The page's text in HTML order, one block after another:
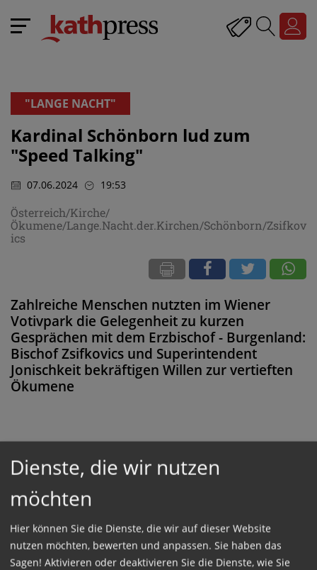
"LANGE NACHT"
Kardinal Schönborn lud zum
"Speed Talking"
07.06.2024 19:53
Österreich/Kirche/
Ökumene/Lange.Nacht.der.Kirchen/Schönborn/Zsifkov
ics
Zahlreiche Menschen nutzten im Wiener
Votivpark die Gelegenheit zu kurzen
Gesprächen mit dem Erzbischof - Burgenland:
Bischof Zsifkovics und Superintendent
Jonischkeit bekräftigen Willen zur vertieften
Ökumene
Diese Meldung ist nicht frei verfügbar. Bitte
loggen Sie sich ein, oder bestellen Sie das
ProduktKathpress_online
GESCHÜTZTER BEREICH
Dienste, die wir nutzen
möchten
Hier können Sie die Dienste, die wir auf dieser Website
nutzen möchten, bewerten und anpassen. Sie haben das
Sagen! Aktivieren oder deaktivieren Sie die Dienste, wie Sie